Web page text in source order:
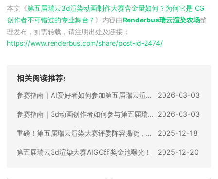
本文《第五届瑞云3d渲染动画制作大赛含金量如何？为何它是 CG
创作者不可错过的专业舞台？ 》内容由Renderbus瑞云渲染农场整
理发布，如需转载，请注明出处及链接：
https://www.renderbus.com/share/post-id-2474/
相关阅读推荐:
参赛指南｜AI爱好者如何参加第五届瑞云渲染大赛？AIGC专属赛道全攻略
2026-03-03
参赛指南｜3d动画创作者如何参与第五届瑞云渲染大赛？专业赛道通关秘籍 2026-03-03
重磅！第五届瑞云渲染大赛评委阵容揭晓，行业顶尖力量共鉴创意巅峰 2025-12-18
第五届瑞云3d渲染大赛AIGC组奖金池曝光！ 2025-12-20